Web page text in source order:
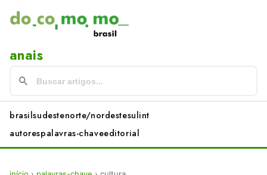
anais
brasilsudestenorte/nordestesulint
autorespalavras-chaveeditorial